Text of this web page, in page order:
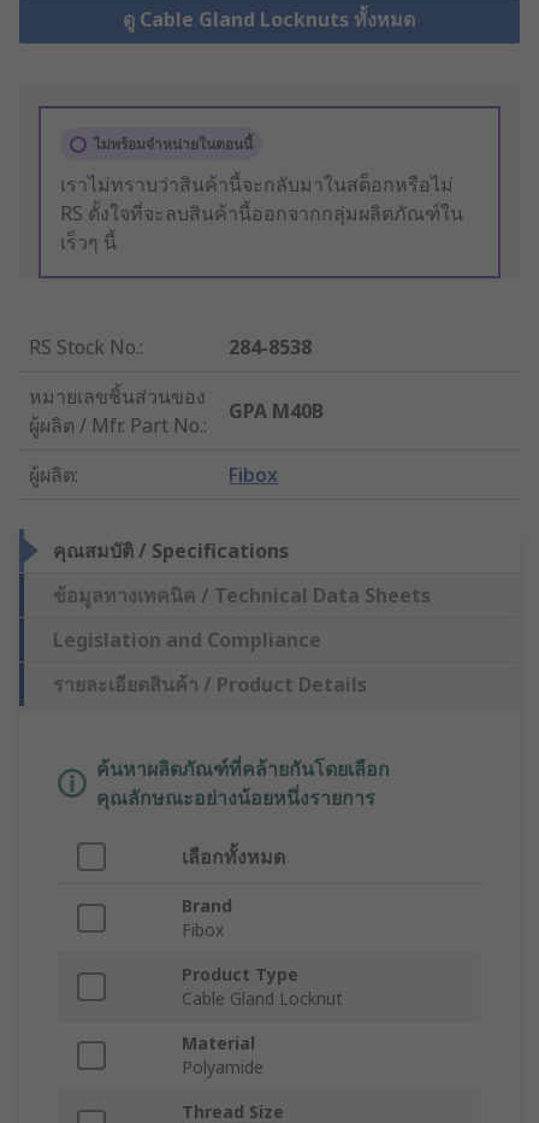
ดู Cable Gland Locknuts ทั้งหมด
ไม่พร้อมจำหน่ายในตอนนี้
เราไม่ทราบว่าสินค้านี้จะกลับมาในสต็อกหรือไม่
RS ตั้งใจที่จะลบสินค้านี้ออกจากกลุ่มผลิตภัณฑ์ใน
เร็วๆ นี้
RS Stock No.:
284-8538
หมายเลขชิ้นส่วนของ
ผู้ผลิต / Mfr. Part No.:
GPA M40B
ผู้ผลิต: Fibox
คุณสมบัติ / Specifications
ข้อมูลทางเทคนิค / Technical Data Sheets
Legislation and Compliance
รายละเอียดสินค้า / Product Details
ค้นหาผลิตภัณฑ์ที่คล้ายกันโดยเลือก
คุณลักษณะอย่างน้อยหนึ่งรายการ
เลือกทั้งหมด
Brand
Fibox
Product Type
Cable Gland Locknut
Material
Polyamide
Thread Size